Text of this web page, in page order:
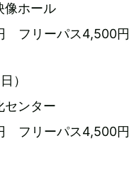
ホール
フリーパス4,500円
）
ンター
フリーパス4,500円